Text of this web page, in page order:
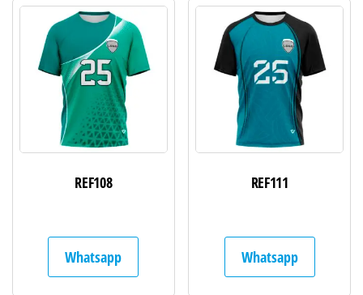
REF108
Whatsapp
REF111
Whatsapp